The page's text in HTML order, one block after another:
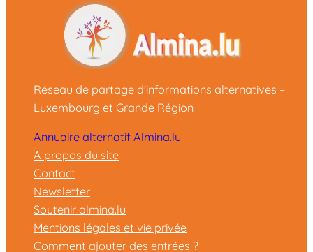
Réseau de partage d'informations alternatives –
Luxembourg et Grande Région
Annuaire alternatif Almina.lu
A propos du site
Contact
Newsletter
Soutenir almina.lu
Mentions légales et vie privée
Comment ajouter des entrées ?